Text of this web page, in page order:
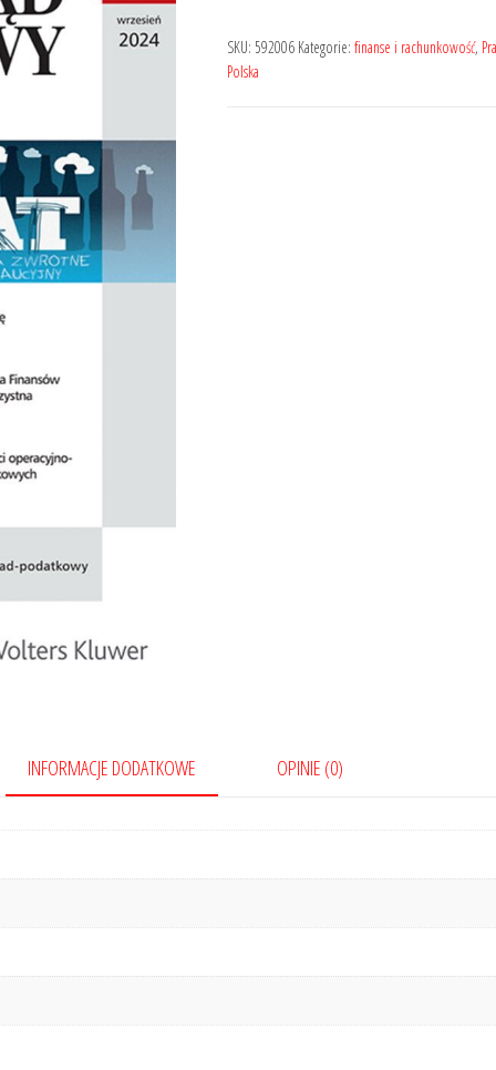
wynosiła:
99,00 zł. 74,25 zł.
SKU: 592006 Kategorie: finanse i rachunkowość,
Polska
INFORMACJE DODATKOWE OPINIE (0)